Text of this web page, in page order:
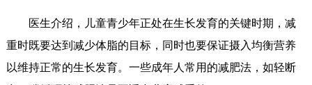
医生介绍，儿童青少年正处在生长发育的关键时期，减
重时既要达到减少体脂的目标，同时也要保证摄入均衡营养
以维持正常的生长发育。一些成年人常用的减肥法，如轻断